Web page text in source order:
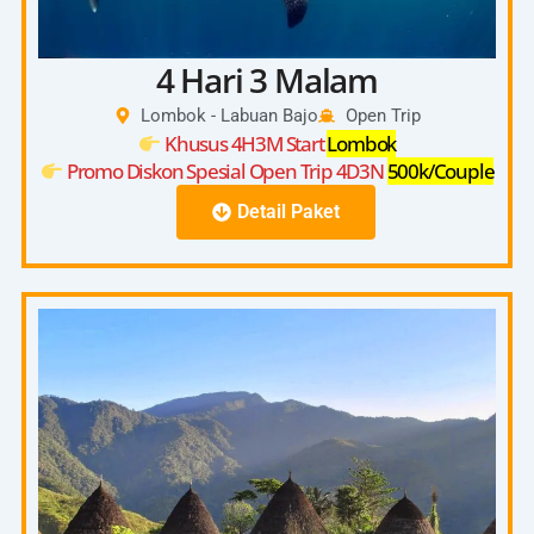
4 Hari 3 Malam
Lombok - Labuan Bajo Open Trip
Khusus 4H3M StartLombok
Promo Diskon Spesial Open Trip 4D3N500k/Couple
Detail Paket
1
Check In On Board 13:00-14:00
Depart From Lombok Harbour 14:00
Kanawa Island Lombok
Day
2
Saleh Bay Whaleshark
Savana Beach